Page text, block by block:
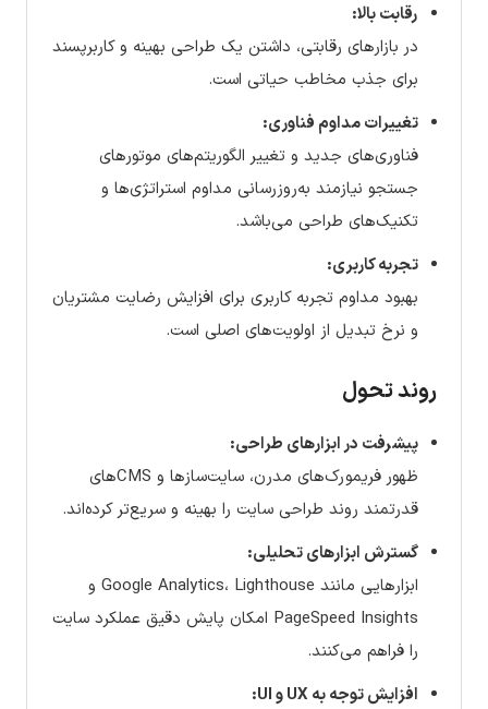
رقابت بالا:
در بازارهای رقابتی، داشتن یک طراحی بهینه و کاربرپسند
برای جذب مخاطب حیاتی است.
تغییرات مداوم فناوری:
فناوری‌های جدید و تغییر الگوریتم‌های موتورهای
جستجو نیازمند به‌روزرسانی مداوم استراتژی‌ها و
تکنیک‌های طراحی می‌باشد.
تجربه کاربری:
بهبود مداوم تجربه کاربری برای افزایش رضایت مشتریان
و نرخ تبدیل از اولویت‌های اصلی است.
روند تحول
پیشرفت در ابزارهای طراحی:
ظهور فریمورک‌های مدرن، سایت‌سازها و CMSهای
قدرتمند روند طراحی سایت را بهینه و سریع‌تر کرده‌اند.
گسترش ابزارهای تحلیلی:
ابزارهایی مانند Google Analytics، Lighthouse و
PageSpeed Insights امکان پایش دقیق عملکرد سایت
را فراهم می‌کنند.
افزایش توجه به UX و UI: